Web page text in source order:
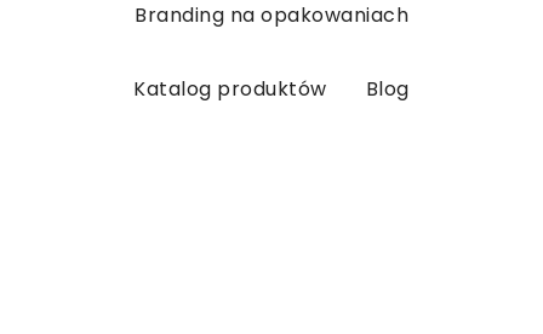
Branding na opakowaniach
Katalog produktów Blog